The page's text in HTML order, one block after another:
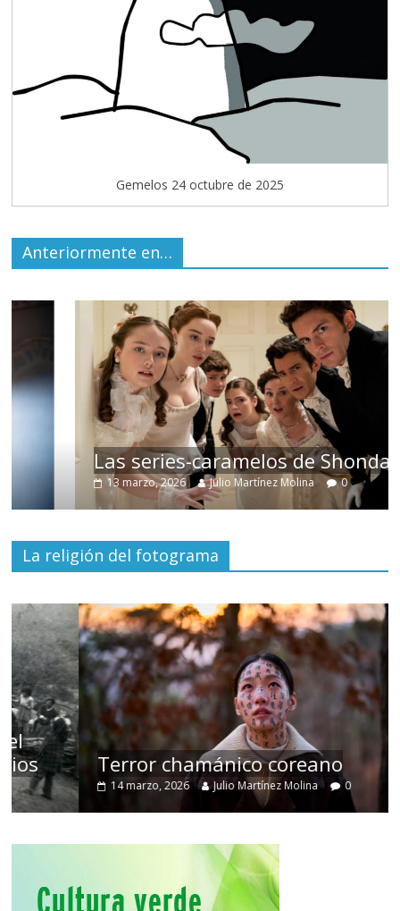
Gemelos 24 octubre de 2025
Anteriormente en…
Las series-caramelos de Shondaland
13 marzo, 2026 Julio Martínez Molina 0
La religión del fotograma
Terror chamánico coreano
14 marzo, 2026 Julio Martínez Molina 0